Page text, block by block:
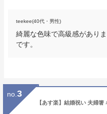
teekee(40代・男性)
綺麗な色味で高級感があり
です。
no. 3